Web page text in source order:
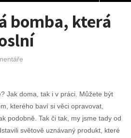
bomba, která
Jak doma, tak i v práci. Můžete být
kterého baví si věci opravovat,
podobně. Tak či tak, my jsme tady od
světově uznávaný produkt, které